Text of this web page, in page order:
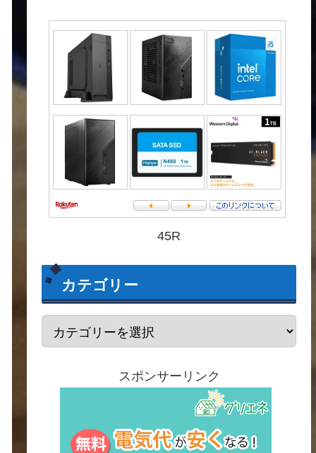
45R
カテゴリー
スポンサーリンク